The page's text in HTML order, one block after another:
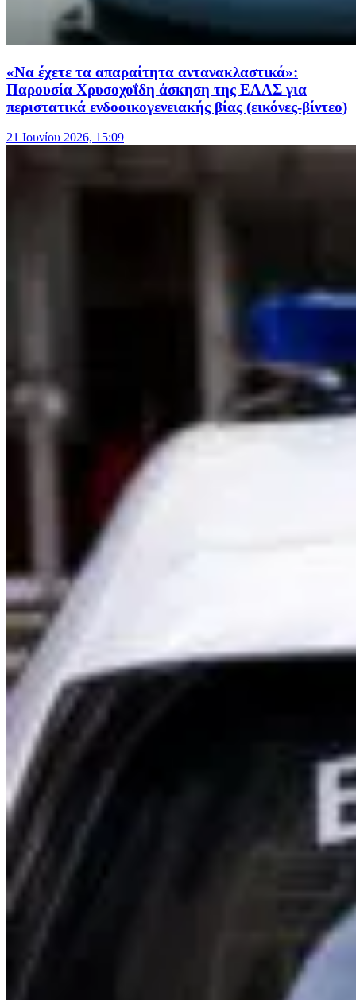
«Να έχετε τα απαραίτητα αντανακλαστικά»:
Παρουσία Χρυσοχοΐδη άσκηση της ΕΛΑΣ για
περιστατικά ενδοοικογενειακής βίας (εικόνες-βίντεο)
21 Ιουνίου 2026, 15:09